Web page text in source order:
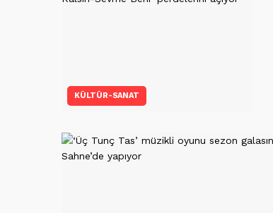
KÜLTÜR-SANAT